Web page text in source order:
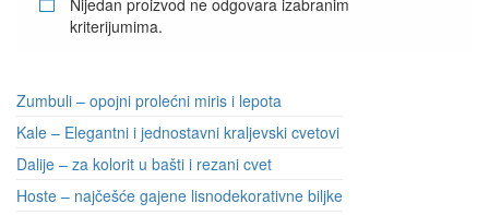
Nijedan proizvod ne odgovara izabranim
kriterijumima.
Zumbuli – opojni prolećni miris i lepota
Kale – Elegantni i jednostavni kraljevski cvetovi
Dalije – za kolorit u bašti i rezani cvet
Hoste – najčešće gajene lisnodekorativne biljke